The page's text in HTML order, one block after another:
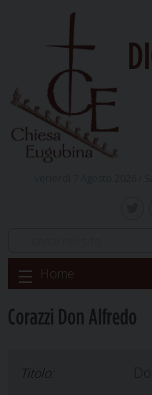
Skip
to
Home
Corazzi Don Alfredo
Titolo: